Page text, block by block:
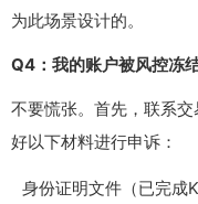
为此场景设计的。
Q4：我的账户被风控冻
不要慌张。首先，联系
好以下材料进行申诉：
身份证明文件（已完成